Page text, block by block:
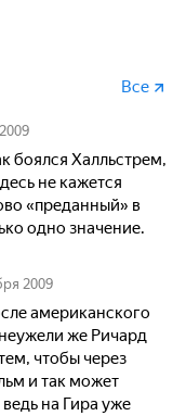
Все
боялся Халльстрем,
не кажется
«преданный» в
одно значение.
2009
американского
же Ричард
чтобы через
и так может
на Гира уже